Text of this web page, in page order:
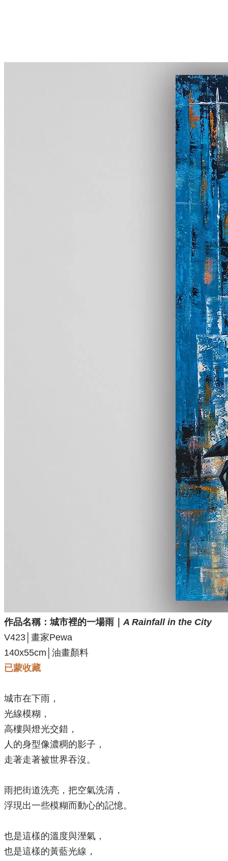
作品名稱：城市裡的一場雨｜A Rainfall in the City
V423│畫家Pewa
140x55cm│油畫顏料
已蒙收藏
城市在下雨，
光線模糊，
高樓與燈光交錯，
人的身型像濃稠的影子，
走著走著被世界吞沒。
雨把街道洗亮，把空氣洗清，
浮現出一些模糊而動心的記憶。
也是這樣的溫度與溼氣，
也是這樣的黃藍光線，